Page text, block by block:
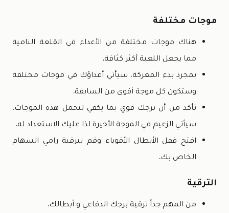
موجات مختلفة
هناك موجات مختلفة من الأعداء في القلعة النامية
مما يجعل اللعبة أكثر كثافة.
بمجرد بدء المعركة، سيأتي أعداؤك في موجات مختلفة
وستكون كل موجة أقوى من السابقة.
تأكد من أن برجك قوي بما يكفي لتحمل هذه الموجات،
سيأتي الزعيم في الموجة الأخيرة لذا عليك الاستعداد له.
افتح قفل الأبطال الأقوياء وقم بترقية رامي السهام
الخاص بك.
الترقية
من المهم جداً ترقية برجك الدفاعي و أبطالك.